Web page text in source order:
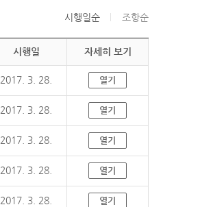
시행일순 조항순
시행일 자세히 보기
2017. 3. 28. 열기
2017. 3. 28. 열기
2017. 3. 28. 열기
2017. 3. 28. 열기
2017. 3. 28. 열기